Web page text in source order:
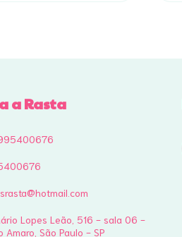
a Rasta
Lopes Leão, 516 - sala 06 -
Amaro, São Paulo - SP